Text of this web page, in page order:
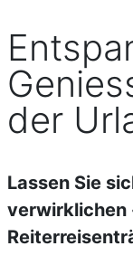
der
Lassen Sie
verwirklichen